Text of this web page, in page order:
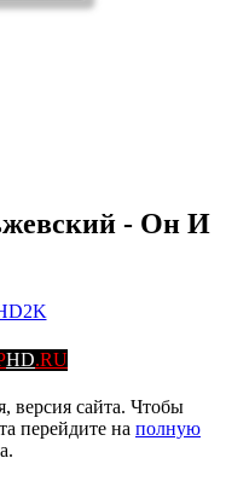
- Он И
HD.RU
версия сайта. Чтобы
перейдите на полную